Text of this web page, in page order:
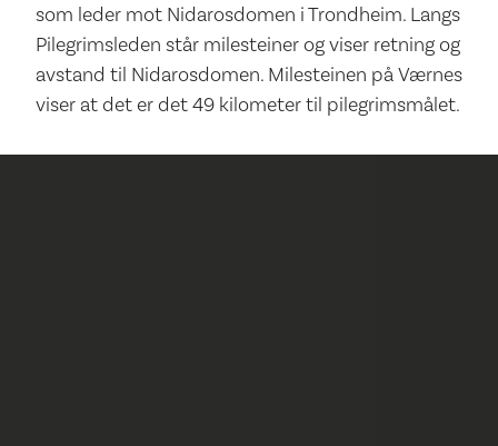
som leder mot Nidarosdomen i Trondheim. Langs
Pilegrimsleden står milesteiner og viser retning og
avstand til Nidarosdomen. Milesteinen på Værnes
viser at det er det 49 kilometer til pilegrimsmålet.